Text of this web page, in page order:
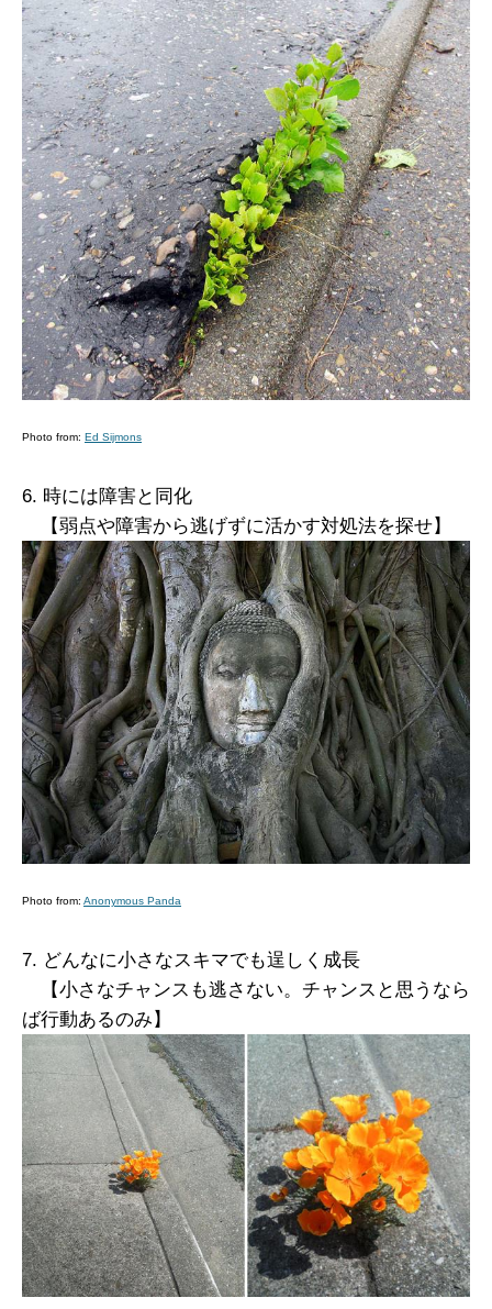
Photo from: Ed Sijmons
6. 時には障害と同化
【弱点や障害から逃げずに活かす対処法を探せ】
Photo from: Anonymous Panda
7. どんなに小さなスキマでも逞しく成長
【小さなチャンスも逃さない。チャンスと思うなら
ば行動あるのみ】